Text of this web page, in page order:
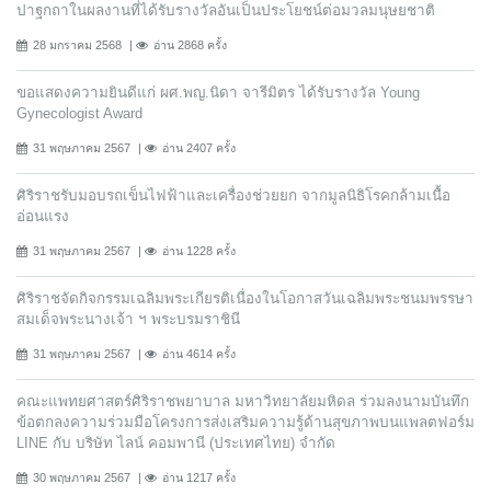
ปาฐกถาในผลงานที่ได้รับรางวัลอันเป็นประโยชน์ต่อมวลมนุษยชาติ
28 มกราคม 2568 อ่าน 2868 ครั้ง
ขอแสดงความยินดีแก่ ผศ.พญ.นิดา จารีมิตร ได้รับรางวัล Young
Gynecologist Award
31 พฤษภาคม 2567 อ่าน 2407 ครั้ง
ศิริราชรับมอบรถเข็นไฟฟ้าและเครื่องช่วยยก จากมูลนิธิโรคกล้ามเนื้อ
อ่อนแรง
31 พฤษภาคม 2567 อ่าน 1228 ครั้ง
ศิริราชจัดกิจกรรมเฉลิมพระเกียรติเนื่องในโอกาสวันเฉลิมพระชนมพรรษา
สมเด็จพระนางเจ้า ฯ พระบรมราชินี
31 พฤษภาคม 2567 อ่าน 4614 ครั้ง
คณะแพทยศาสตร์ศิริราชพยาบาล มหาวิทยาลัยมหิดล ร่วมลงนามบันทึก
ข้อตกลงความร่วมมือโครงการส่งเสริมความรู้ด้านสุขภาพบนแพลตฟอร์ม
LINE กับ บริษัท ไลน์ คอมพานี (ประเทศไทย) จํากัด
30 พฤษภาคม 2567 อ่าน 1217 ครั้ง